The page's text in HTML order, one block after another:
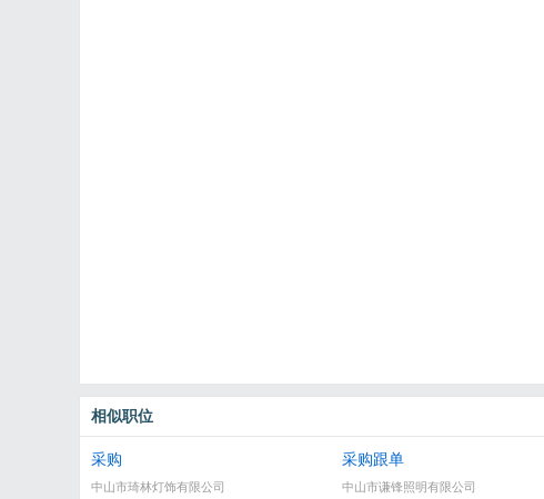
相似职位
采购
中山市琦林灯饰有限公司
采购跟单
中山市谦锋照明有限公司